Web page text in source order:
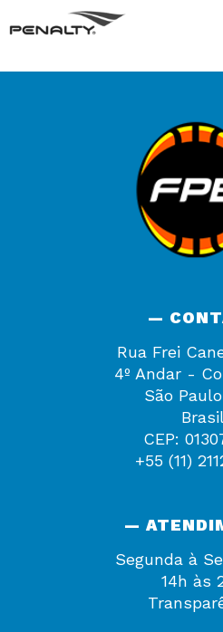
—
Rua Frei
4º Andar -
São
CEP:
+55 (11)
—
Segunda à
14h às